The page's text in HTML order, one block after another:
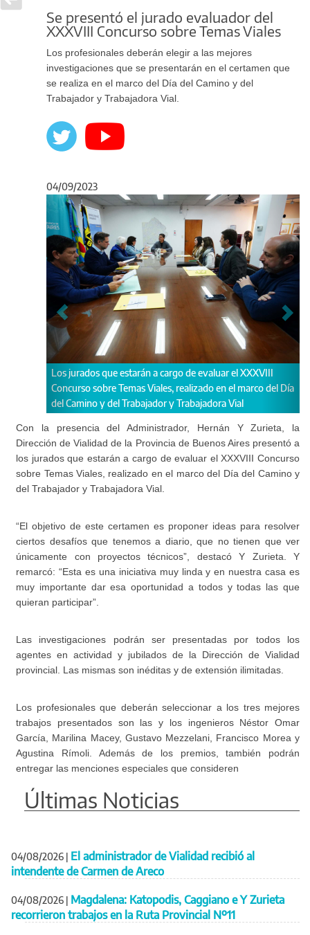
Se presentó el jurado evaluador del
XXXVIII Concurso sobre Temas Viales
Los profesionales deberán elegir a las mejores
investigaciones que se presentarán en el certamen que
se realiza en el marco del Día del Camino y del
Trabajador y Trabajadora Vial.
04/09/2023
cargo de evaluar el XXXVIII
realizado en el marco del Día
y Trabajadora Vial
Los profesionales deberán
trabajos presentados
Anterior
Con la presencia del Administrador, Hernán Y Zurieta, la
Dirección de Vialidad de la Provincia de Buenos Aires presentó a
los jurados que estarán a cargo de evaluar el XXXVIII Concurso
sobre Temas Viales, realizado en el marco del Día del Camino y
del Trabajador y Trabajadora Vial.
“El objetivo de este certamen es proponer ideas para resolver
ciertos desafíos que tenemos a diario, que no tienen que ver
únicamente con proyectos técnicos”, destacó Y Zurieta. Y
remarcó: “Esta es una iniciativa muy linda y en nuestra casa es
muy importante dar esa oportunidad a todos y todas las que
quieran participar”.
Las investigaciones podrán ser presentadas por todos los
agentes en actividad y jubilados de la Dirección de Vialidad
provincial. Las mismas son inéditas y de extensión ilimitadas.
Los profesionales que deberán seleccionar a los tres mejores
trabajos presentados son las y los ingenieros Néstor Omar
García, Marilina Macey, Gustavo Mezzelani, Francisco Morea y
Agustina Rímoli. Además de los premios, también podrán
entregar las menciones especiales que consideren
Últimas Noticias
04/08/2026 | El administrador de Vialidad recibió al
intendente de Carmen de Areco
04/08/2026 | Magdalena: Katopodis, Caggiano e Y Zurieta
recorrieron trabajos en la Ruta Provincial Nº11